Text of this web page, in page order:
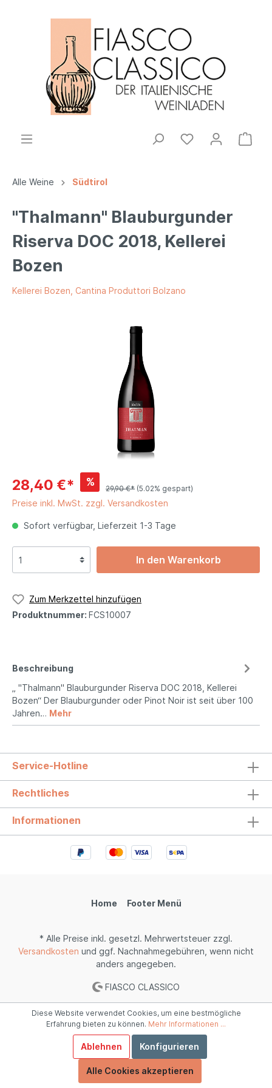
Alle Weine Südtirol
"Thalmann" Blauburgunder
Riserva DOC 2018, Kellerei
Bozen
Kellerei Bozen, Cantina Produttori Bolzano
28,40 €* %
29,90 €* (5.02% gespart)
Preise inkl. MwSt. zzgl. Versandkosten
Sofort verfügbar, Lieferzeit 1-3 Tage
In den Warenkorb
Zum Merkzettel hinzufügen
Produktnummer: FCS10007
Beschreibung
„ "Thalmann" Blauburgunder Riserva DOC 2018, Kellerei
Bozen“ Der Blauburgunder oder Pinot Noir ist seit über 100
Jahren… Mehr
Service-Hotline
Rechtliches
Informationen
Home Footer Menü
* Alle Preise inkl. gesetzl. Mehrwertsteuer zzgl.
Versandkosten und ggf. Nachnahmegebühren, wenn nicht
anders angegeben.
FIASCO CLASSICO
Diese Website verwendet Cookies, um eine bestmögliche
Erfahrung bieten zu können. Mehr Informationen ...
Ablehnen Konfigurieren
Alle Cookies akzeptieren